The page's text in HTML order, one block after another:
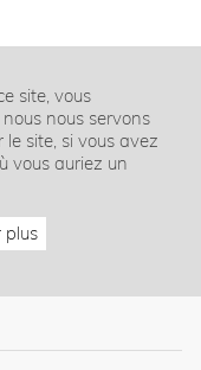
site, vous
nous servons
site, si vous avez
vous auriez un
plus